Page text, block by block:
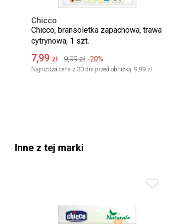
Chicco
Chicco, bransoletka zapachowa, trawa
cytrynowa, 1 szt.
7,99 zł 9,99 zł -20%
Najniższa cena z 30 dni przed obniżką: 9,99 zł
Inne z tej marki